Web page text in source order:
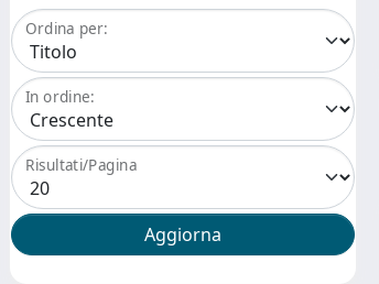
Ordina per:
In ordine:
Risultati/Pagina